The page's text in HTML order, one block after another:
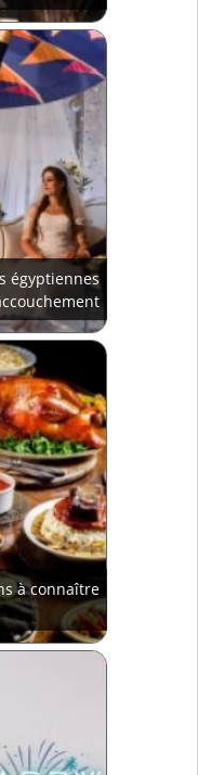
égyptiennes
à connaître